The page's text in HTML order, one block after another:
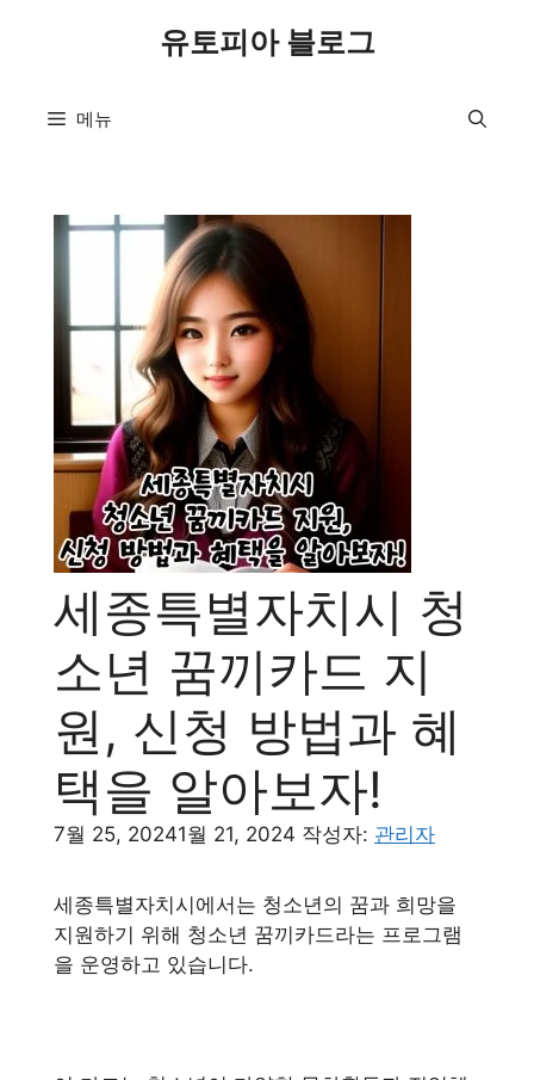
유토피아 블로그
메뉴
세종특별자치시 청
소년 꿈끼카드 지
원, 신청 방법과 혜
택을 알아보자!
7월 25, 20241월 21, 2024 작성자: 관리자
세종특별자치시에서는 청소년의 꿈과 희망을
지원하기 위해 청소년 꿈끼카드라는 프로그램
을 운영하고 있습니다.